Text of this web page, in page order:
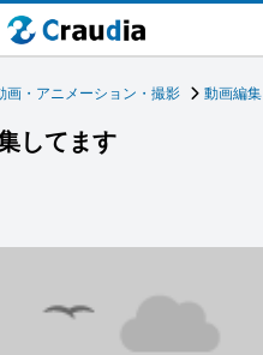
画・アニメーション・撮影 動画編集
してます